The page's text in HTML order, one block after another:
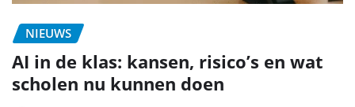
NIEUWS
AI in de klas: kansen, risico’s en wat
scholen nu kunnen doen